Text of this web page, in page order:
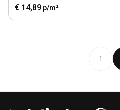
€ 14,89 p/m²
1